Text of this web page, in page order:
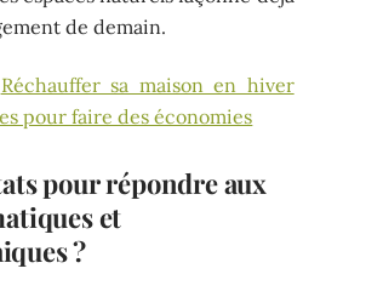
de demain.
Réchauffer sa maison en hiver
pour faire des économies
pour répondre aux
et
?